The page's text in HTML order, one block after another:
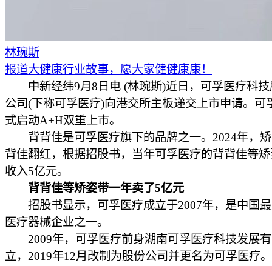
林琬斯
报道大健康行业故事，愿大家健健康康！
中新经纬9月8日电 (林琬斯)近日，可孚医疗科技
公司(下称可孚医疗)向港交所主板递交上市申请。可
式启动A+H双重上市。
背背佳是可孚医疗旗下的品牌之一。2024年，
背佳翻红，根据招股书，当年可孚医疗的背背佳等
收入5亿元。
背背佳等矫姿带一年卖了5亿元
招股书显示，可孚医疗成立于2007年，是中国
医疗器械企业之一。
2009年，可孚医疗前身湖南可孚医疗科技发展
立，2019年12月改制为股份公司并更名为可孚医疗